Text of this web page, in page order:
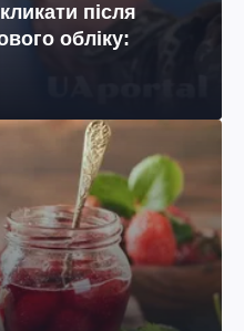
після
обліку: